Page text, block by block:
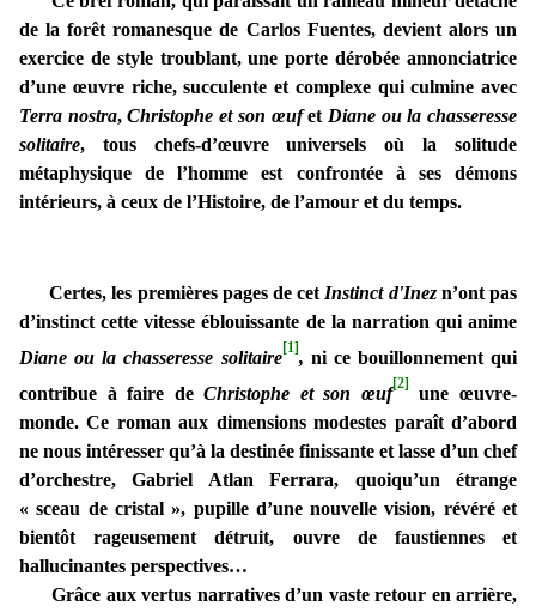
de la forêt romanesque de Carlos Fuentes, devient alors un
exercice de style troublant, une porte dérobée annonciatrice
d’une œuvre riche, succulente et complexe qui culmine avec
Terra nostra,Christophe et son œufet Diane ou la chasseresse
solitaire, tous chefs-d’œuvre universels où la solitude
métaphysique de l’homme est confrontée à ses démons
intérieurs, à ceux de l’Histoire, de l’amour et du temps.
Certes, les premières pages de cetInstinct d'Inezn’ont pas
d’instinct cette vitesse éblouissante de la narration qui anime
Diane ou la chasseresse solitaire[1], ni ce bouillonnement qui
contribue à faire deChristophe et son œuf[2]une œuvre-
monde. Ce roman aux dimensions modestes paraît d’abord
ne nous intéresser qu’à la destinée finissante et lasse d’un chef
d’orchestre, Gabriel Atlan Ferrara, quoiqu’un étrange
« sceau de cristal », pupille d’une nouvelle vision, révéré et
bientôt rageusement détruit, ouvre de faustiennes et
hallucinantes perspectives…
Grâce aux vertus narratives d’un vaste retour en arrière,